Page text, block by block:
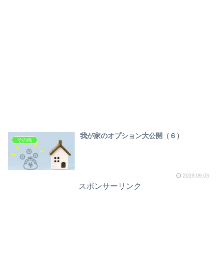
その他
我が家のオプション大公開（６）
2019.09.05
スポンサーリンク